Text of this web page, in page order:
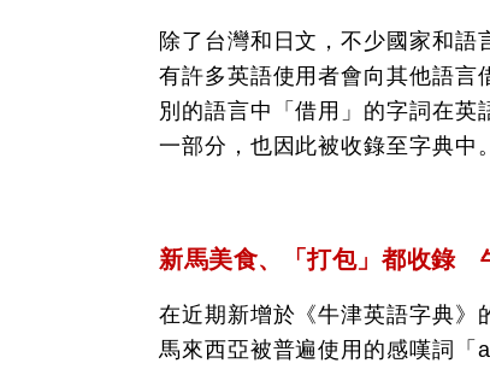
除了台灣和日文，不少國家和語
有許多英語使用者會向其他語言
別的語言中「借用」的字詞在英
一部分，也因此被收錄至字典中。
新馬美食、「打包」都收錄
在近期新增於《牛津英語字典》
馬來西亞被普遍使用的感嘆詞「